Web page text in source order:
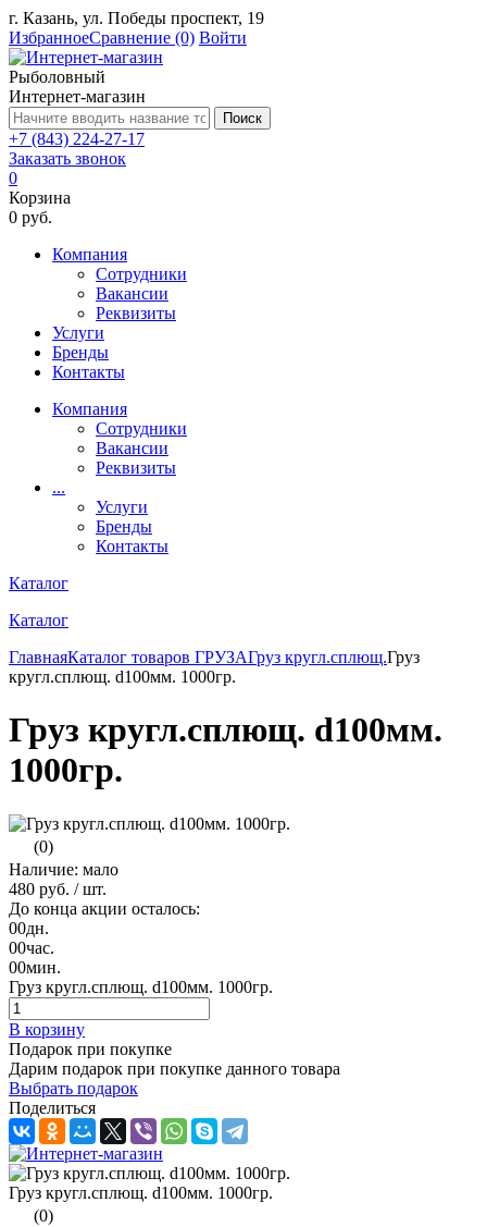
г. Казань, ул. Победы проспект, 19
ИзбранноеСравнение (0) Войти
Рыболовный
Интернет-магазин
Поиск
+7 (843) 224-27-17
Заказать звонок
0
Корзина
0 руб.
Компания
Сотрудники
Вакансии
Реквизиты
Услуги
Бренды
Контакты
Компания
Сотрудники
Вакансии
Реквизиты
...
Услуги
Бренды
Контакты
Каталог
Каталог
ГлавнаяКаталог товаров ГРУЗАГруз кругл.сплющ.Груз
кругл.сплющ. d100мм. 1000гр.
Груз кругл.сплющ. d100мм.
1000гр.
(0)
Наличие: мало
480 руб. / шт.
До конца акции осталось:
00дн.
00час.
00мин.
Груз кругл.сплющ. d100мм. 1000гр.
В корзину
Подарок при покупке
Дарим подарок при покупке данного товара
Выбрать подарок
Поделиться
Груз кругл.сплющ. d100мм. 1000гр.
(0)